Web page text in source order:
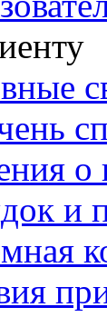
о
и